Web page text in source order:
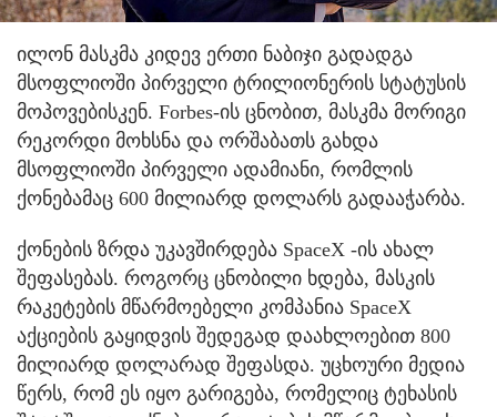
ილონ მასკმა კიდევ ერთი ნაბიჯი გადადგა
მსოფლიოში პირველი ტრილიონერის სტატუსის
მოპოვებისკენ. Forbes-ის ცნობით, მასკმა მორიგი
რეკორდი მოხსნა და ორშაბათს გახდა
მსოფლიოში პირველი ადამიანი, რომლის
ქონებამაც 600 მილიარდ დოლარს გადააჭარბა.
ქონების ზრდა უკავშირდება SpaceX -ის ახალ
შეფასებას. როგორც ცნობილი ხდება, მასკის
რაკეტების მწარმოებელი კომპანია SpaceX
აქციების გაყიდვის შედეგად დაახლოებით 800
მილიარდ დოლარად შეფასდა. უცხოური მედია
წერს, რომ ეს იყო გარიგება, რომელიც ტეხასის